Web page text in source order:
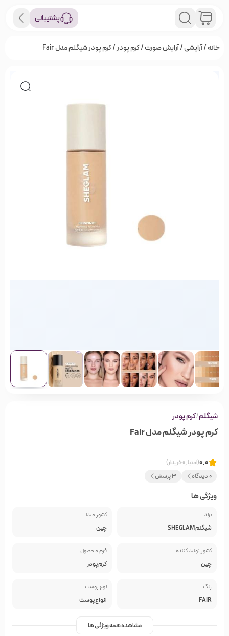
پشتیبانی
خانه/آرایشی/آرایش صورت/کرم پودر/ کرم پودر شیگلم مدل Fair
شیگلم/کرم پودر
کرم پودر شیگلم مدل Fair
0.0(امتیاز 0 خریدار)
0 دیدگاه 3 پرسش
ویژگی ها
برند
شیگلم SHEGLAM
کشور مبدا
چین
کشور تولید کننده
چین
فرم محصول
کرم پودر
رنگ
FAIR
نوع پوست
انواع پوست
مشاهده همه ویژگی ها